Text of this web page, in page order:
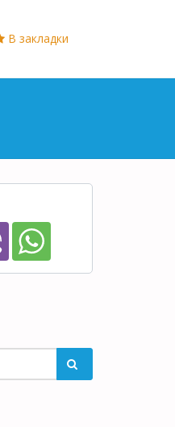
В закладки